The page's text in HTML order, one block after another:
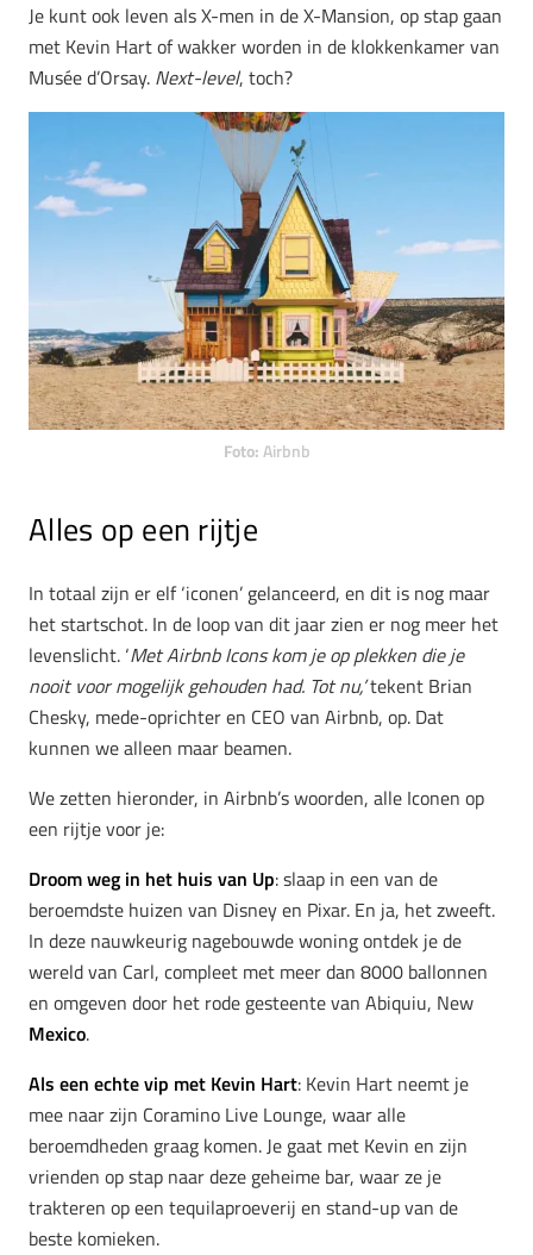
Je kunt ook leven als X-men in de X-Mansion, op stap gaan
met Kevin Hart of wakker worden in de klokkenkamer van
Musée d’Orsay. Next-level, toch?
Foto: Airbnb
Alles op een rijtje
In totaal zijn er elf ‘iconen’ gelanceerd, en dit is nog maar
het startschot. In de loop van dit jaar zien er nog meer het
levenslicht. ‘Met Airbnb Icons kom je op plekken die je
nooit voor mogelijk gehouden had. Tot nu,’tekent Brian
Chesky, mede-oprichter en CEO van Airbnb, op. Dat
kunnen we alleen maar beamen.
We zetten hieronder, in Airbnb’s woorden, alle Iconen op
een rijtje voor je:
Droom weg in het huis van Up: slaap in een van de
beroemdste huizen van Disney en Pixar. En ja, het zweeft.
In deze nauwkeurig nagebouwde woning ontdek je de
wereld van Carl, compleet met meer dan 8000 ballonnen
en omgeven door het rode gesteente van Abiquiu, New
Mexico.
Als een echte vip met Kevin Hart: Kevin Hart neemt je
mee naar zijn Coramino Live Lounge, waar alle
beroemdheden graag komen. Je gaat met Kevin en zijn
vrienden op stap naar deze geheime bar, waar ze je
trakteren op een tequilaproeverij en stand-up van de
beste komieken.